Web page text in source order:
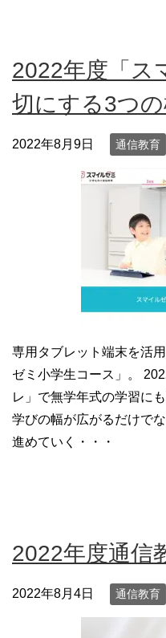
2022年度「ス
切にする3つ
2022年8月9日 通信教育
専用タブレット端末を活
ゼミ小学生コース」。
レ」で無学年式の学習に
学びの幅が広がるだけで
進めていく・・・
2022年度通信
2022年8月4日 通信教育